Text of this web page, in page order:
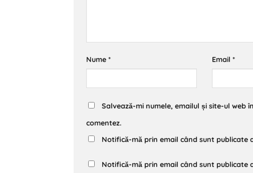
Nume * Email *
Salvează-mi numele, emailul și site-ul
comentez.
Notifică-mă prin email când sunt publicate
Notifică-mă prin email când sunt publicate